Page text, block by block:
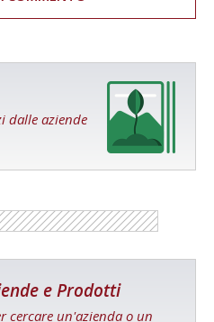
dalle aziende
e Prodotti
cercare un'azienda o un